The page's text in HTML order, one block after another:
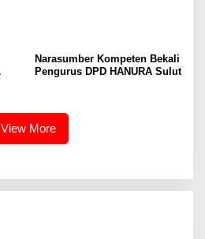
Narasumber Kompeten Bekali
Pengurus DPD HANURA Sulut
View More